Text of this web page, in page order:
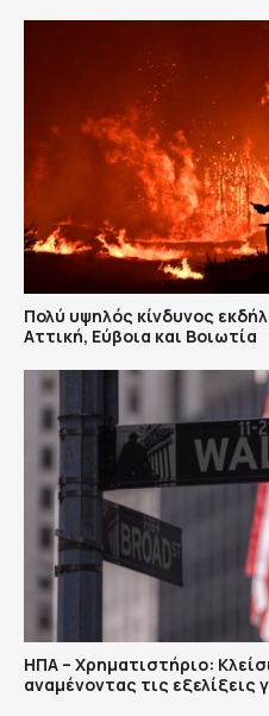
Πολύ υψηλός κίνδυνος
Αττική, Εύβοια και Βοιωτία
ΗΠΑ – Χρηματιστήριο:
αναμένοντας τις